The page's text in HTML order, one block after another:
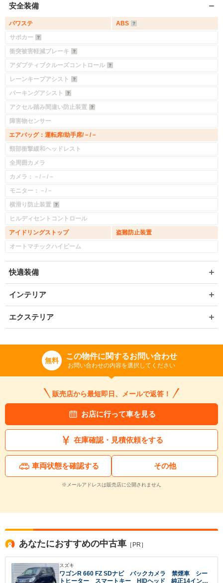
安全装備
パワステ
ABS
サポカー
衝突被害軽減ブレーキ
アダプティブクルーズコントロール
レーンキープアシスト
パーキングアシスト
アクセル踏み間違い防止装置
障害物センサー
エアバッグ：運転席/助手席/－/－
頸部衝撃緩和ヘッドレスト
全周囲カメラ
カメラ：－/－/－
モニター：－/－
横滑り防止装置
ヒルディセントコントロール
アイドリングストップ
盗難防止装置
オートマチックハイビーム
快適装備
インテリア
エクステリア
無料 この物件に関するお問い合わせ
お問い合わせの内容を選択してください
販売店から最短即日、メールで返答！
お店に行って車を見る
在庫確認・見積依頼をする
車両状態を確認する その他
※メールアドレスは販売店に公開されません
あなたにおすすめの中古車 ［PR］
スズキ
ワゴンR 660 FZ SDナビ バックカメラ 禁煙車 シー
トヒーター スマートキー HIDヘッド 純正14インチ